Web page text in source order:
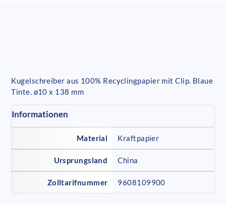
Kugelschreiber aus 100% Recyclingpapier mit Clip. Blaue
Tinte. ø10 x 138 mm
Informationen
Material Kraftpapier
Ursprungsland China
Zolltarifnummer 9608109900